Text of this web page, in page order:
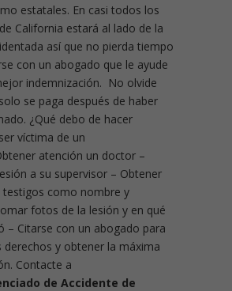
estatales. En casi todos los
California estará al lado de la
así que no pierda tiempo
con un abogado que le ayude
indemnización. No olvide
se paga después de haber
¿Qué debo de hacer
víctima de un
atención un doctor –
a su supervisor – Obtener
testigos como nombre y
fotos de la lesión y en qué
– Citarse con un abogado para
derechos y obtener la máxima
Contacte a
de Accidente de